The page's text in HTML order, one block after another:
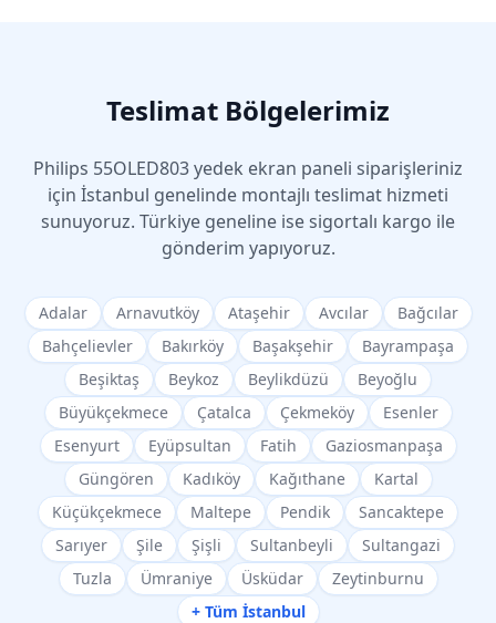
Teslimat Bölgelerimiz
Philips 55OLED803yedek ekran paneli siparişleriniz
için İstanbul genelinde montajlı teslimat hizmeti
sunuyoruz. Türkiye geneline ise sigortalı kargo ile
gönderim yapıyoruz.
Adalar Arnavutköy Ataşehir Avcılar
Bağcılar
Bahçelievler
Bakırköy Başakşehir
Bayrampaşa
Beşiktaş
Beykoz Beylikdüzü
Beyoğlu
Büyükçekmece
Çatalca Çekmeköy
Esenler
Esenyurt
Eyüpsultan Fatih
Gaziosmanpaşa
Güngören
Kadıköy Kağıthane
Kartal
Küçükçekmece
Maltepe Pendik
Sancaktepe
Sarıyer
Şile Şişli Sultanbeyli
Sultangazi
Tuzla
Ümraniye Üsküdar
Zeytinburnu
+ Tüm İstanbul